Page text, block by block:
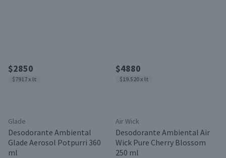
$2850
$7917 x lt
Glade
Desodorante Ambiental
Glade Aerosol Potpurri 360
ml
$4880
$19.520 x lt
Air Wick
Desodorante Ambiental Air
Wick Pure Cherry Blossom
250 ml